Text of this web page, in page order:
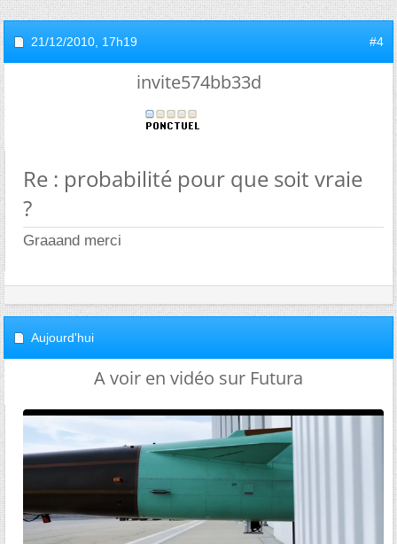
21/12/2010, 17h19 #4
invite574bb33d
Re : probabilité pour que soit vraie
?
Graaand merci
Aujourd'hui
A voir en vidéo sur Futura